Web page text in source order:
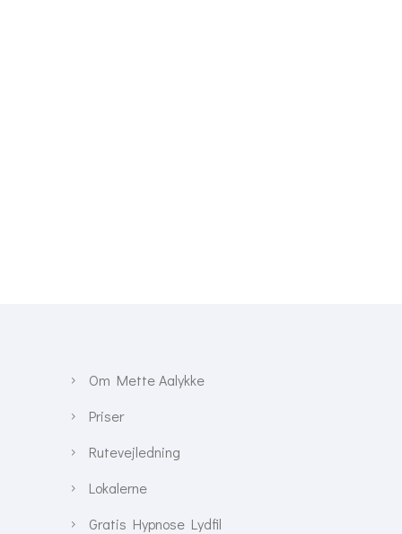
Om Mette Aalykke
Priser
Rutevejledning
Lokalerne
Gratis Hypnose Lydfil